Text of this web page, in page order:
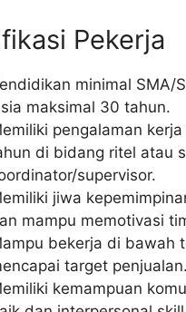
Pekerja
minimal SMA/
maksimal 30 tahun.
pengalaman kerja
di bidang ritel atau
supervisor.
jiwa
mampu memotivasi
bekerja di bawah
target penjualan.
kemampuan